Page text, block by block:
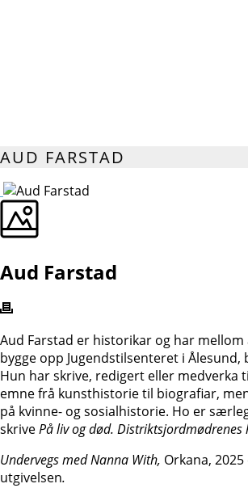
AUD FARSTAD
Aud Farstad
Aud Farstad er historikar og har mellom
bygge opp Jugendstilsenteret i Ålesund,
Hun har skrive, redigert eller medverka
emne frå kunsthistorie til biografiar,
på kvinne- og sosialhistorie. Ho er
skrivePå liv og død. Distriktsjordmødrenes
Undervegs med Nanna With, Orkana,
utgivelsen.